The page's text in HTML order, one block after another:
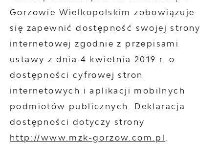
Gorzowie Wielkopolskim zobowiązuje
się zapewnić dostępność swojejstrony
internetowej zgodnie z przepisami
ustawy z dnia 4 kwietnia 2019 r. o
dostępności cyfrowej stron
internetowych i aplikacji mobilnych
podmiotów publicznych. Deklaracja
dostępności dotyczy strony
http://www.mzk-gorzow.com.pl .